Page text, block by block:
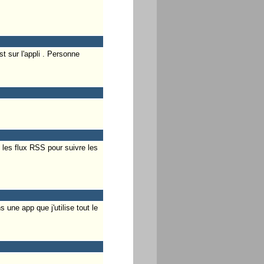
sur l'appli . Personne
flux RSS pour suivre les
une app que j'utilise tout le